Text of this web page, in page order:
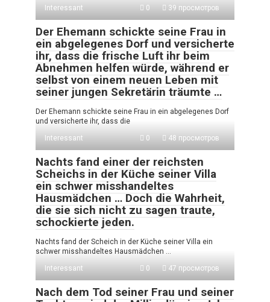
Interessant
0 39 просмотров
Der Ehemann schickte seine Frau in
ein abgelegenes Dorf und versicherte
ihr, dass die frische Luft ihr beim
Abnehmen helfen würde, während er
selbst von einem neuen Leben mit
seiner jungen Sekretärin träumte …
Der Ehemann schickte seine Frau in ein abgelegenes Dorf
und versicherte ihr, dass die
Interessant
0 48 просмотров
Nachts fand einer der reichsten
Scheichs in der Küche seiner Villa
ein schwer misshandeltes
Hausmädchen … Doch die Wahrheit,
die sie sich nicht zu sagen traute,
schockierte jeden.
Nachts fand der Scheich in der Küche seiner Villa ein
schwer misshandeltes Hausmädchen …
Interessant
0 47 просмотров
Nach dem Tod seiner Frau und seiner